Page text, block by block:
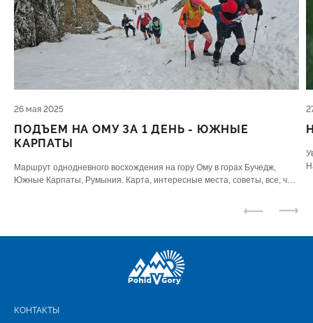
26 мая 2025
ПОДЪЕМ НА ОМУ ЗА 1 ДЕНЬ - ЮЖНЫЕ
КАРПАТЫ
Маршрут однодневного восхождения на гору Ому в горах Бучедж,
Южные Карпаты, Румыния. Карта, интересные места, советы, все, что
КОНТАКТЫ